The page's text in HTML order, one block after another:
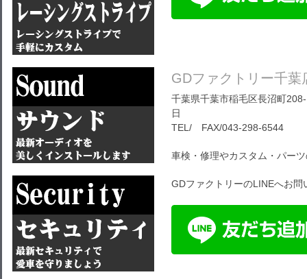
GDファクトリー千葉
千葉県千葉市稲毛区長沼町
日
TEL/ FAX/043-298-6544
車検・修理やカスタム・パー
GDファクトリーのLINEへお問